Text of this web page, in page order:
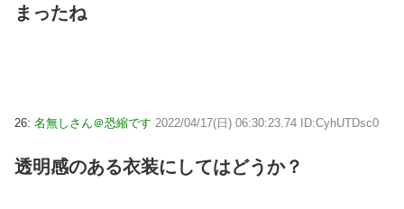
まったね
26: 名無しさん＠恐縮です 2022/04/17(日) 06:30:23.74 ID:CyhUTDsc0
透明感のある衣装にしてはどうか？